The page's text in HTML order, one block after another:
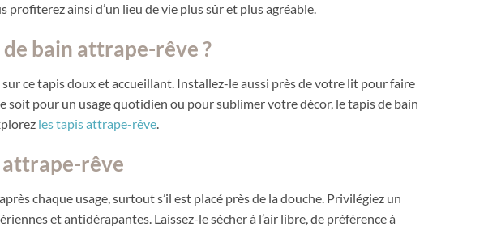
profiterez ainsi d’un lieu de vie plus sûr et plus agréable.
bain attrape-rêve ?
ce tapis doux et accueillant. Installez-le aussi près de votre lit pour faire
soit pour un usage quotidien ou pour sublimer votre décor, le tapis de bain
les tapis attrape-rêve.
rêve
chaque usage, surtout s’il est placé près de la douche. Privilégiez un
et antidérapantes. Laissez-le sécher à l’air libre, de préférence à